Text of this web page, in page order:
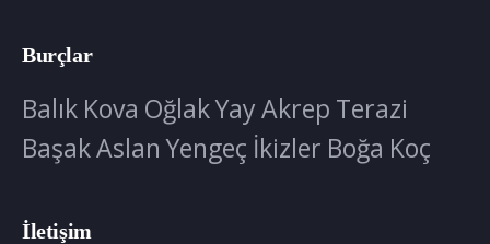
Burçlar
Balık Kova OğlakYayAkrep Terazi
BaşakAslan Yengeç İkizler Boğa Koç
İletişim